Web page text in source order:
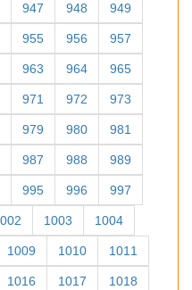
947 948 949
955 956 957
963 964 965
971 972 973
979 980 981
987 988 989
995 996 997
1003 1004
1009 1010 1011
1016 1017 1018